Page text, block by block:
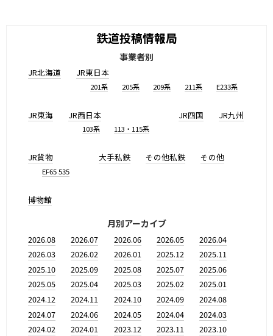
鉄道投稿情報局
事業者別
JR北海道 JR東日本
201系 205系 209系 211系 E233系
JR東海 JR西日本
103系 113・115系
JR四国 JR九州
JR貨物
EF65 535
大手私鉄 その他私鉄 その他
博物館
月別アーカイブ
2026.08 2026.07 2026.06 2026.05
2026.04
2026.03
2026.02 2026.01 2025.12
2025.11
2025.10
2025.09 2025.08 2025.07
2025.06
2025.05
2025.04 2025.03 2025.02
2025.01
2024.12
2024.11 2024.10 2024.09
2024.08
2024.07
2024.06 2024.05 2024.04
2024.03
2024.02
2024.01 2023.12 2023.11
2023.10